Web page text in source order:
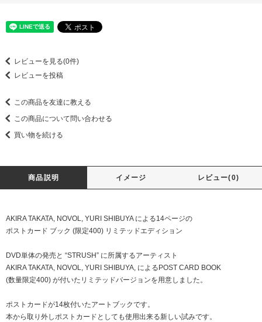
レビューを見る(0件)
レビューを投稿
この商品を友達に教える
この商品について問い合わせる
買い物を続ける
商品説明 イメージ レビュー(0)
AKIRA TAKATA, NOVOL, YURI SHIBUYA による14ページの
ポストカード ブック (限定400) リミテッドエディション
DVD単体の発売と “STRUSH” に所属するアーティスト
AKIRA TAKATA, NOVOL, YURI SHIBUYA, によるPOST CARD BOOK
(数量限定400) が付いたリミテッドバージョンを用意しました。
ポストカードが14枚付いたアートブックです。
本から取り外しポストカードとしても使用出来る新しい試みです。